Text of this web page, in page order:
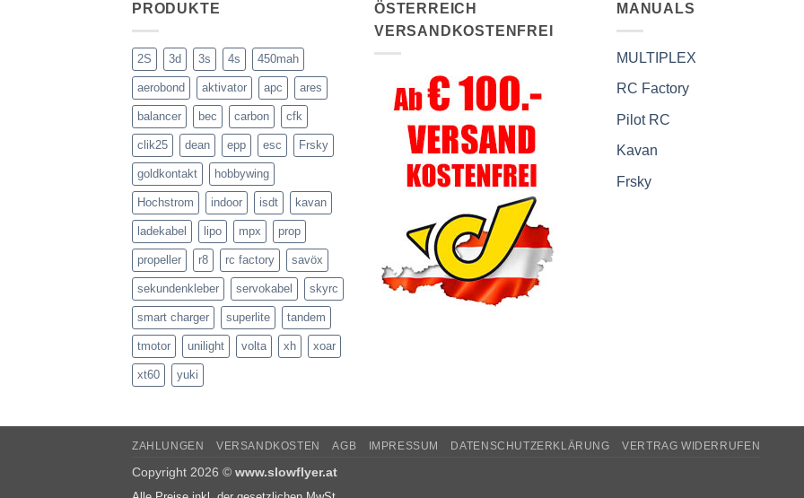
PRODUKTE
2S 3d 3s 4s 450mah
aerobond aktivator apc ares
balancer bec carbon cfk
clik25 dean epp esc Frsky
goldkontakt hobbywing
Hochstrom indoor isdt kavan
ladekabel lipo mpx prop
propeller r8 rc factory savöx
sekundenkleber servokabel skyrc
smart charger superlite tandem
tmotor unilight volta xh xoar
xt60 yuki
ÖSTERREICH
VERSANDKOSTENFREI
MANUALS
MULTIPLEX
RC Factory
Pilot RC
Kavan
Frsky
ZAHLUNGEN VERSANDKOSTEN AGB IMPRESSUM DATENSCHUTZERKLÄRUNG VERTRAG WIDERRUFEN
Copyright 2026 © www.slowflyer.at